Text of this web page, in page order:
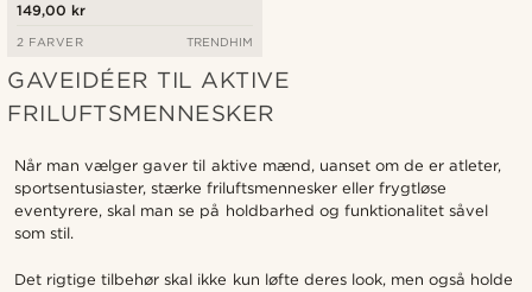
149,00 kr
2 FARVER TRENDHIM
GAVEIDÉER TIL AKTIVE
FRILUFTSMENNESKER
Når man vælger gaver til aktive mænd, uanset om de er atleter,
sportsentusiaster, stærke friluftsmennesker eller frygtløse
eventyrere, skal man se på holdbarhed og funktionalitet såvel
som stil.
Det rigtige tilbehør skal ikke kun løfte deres look, men også holde